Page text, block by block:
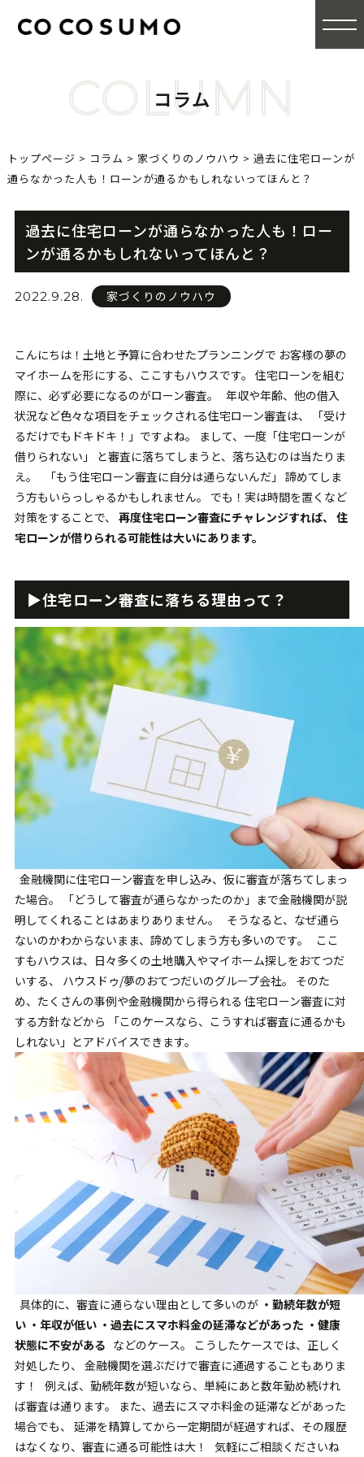
COLUMN
コラム
トップページ > コラム > 家づくりのノウハウ > 過去に住宅ローンが
通らなかった人も！ローンが通るかもしれないってほんと？
過去に住宅ローンが通らなかった人も！ロー
ンが通るかもしれないってほんと？
2022.9.28. 家づくりのノウハウ
こんにちは！土地と予算に合わせたプランニングで お客様の夢の
マイホームを形にする、ここすもハウスです。 住宅ローンを組む
際に、必ず必要になるのがローン審査。 年収や年齢、他の借入
状況など色々な項目をチェックされる住宅ローン審査は、 「受け
るだけでもドキドキ！」ですよね。 まして、一度「住宅ローンが
借りられない」 と審査に落ちてしまうと、落ち込むのは当たりま
え。 「もう住宅ローン審査に自分は通らないんだ」 諦めてしま
う方もいらっしゃるかもしれません。 でも！実は時間を置くなど
対策をすることで、 再度住宅ローン審査にチャレンジすれば、 住
宅ローンが借りられる可能性は大いにあります。
▶︎住宅ローン審査に落ちる理由って？
金融機関に住宅ローン審査を申し込み、仮に審査が落ちてしまっ
た場合。 「どうして審査が通らなかったのか」まで金融機関が説
明してくれることはあまりありません。 そうなると、なぜ通ら
ないのかわからないまま、諦めてしまう方も多いのです。 ここ
すもハウスは、日々多くの土地購入やマイホーム探しをおてつだ
いする、 ハウスドゥ/夢のおてつだいのグループ会社。 そのた
め、たくさんの事例や金融機関から得られる 住宅ローン審査に対
する方針などから 「このケースなら、こうすれば審査に通るかも
しれない」とアドバイスできます。
具体的に、審査に通らない理由として多いのが ・勤続年数が短
い ・年収が低い ・過去にスマホ料金の延滞などがあった ・健康
状態に不安がある などのケース。 こうしたケースでは、正しく
対処したり、 金融機関を選ぶだけで審査に通過することもありま
す！ 例えば、勤続年数が短いなら、単純にあと数年勤め続けれ
ば審査は通ります。 また、過去にスマホ料金の延滞などがあった
場合でも、 延滞を精算してから一定期間が経過すれば、その履歴
はなくなり、審査に通る可能性は大！ 気軽にご相談くださいね